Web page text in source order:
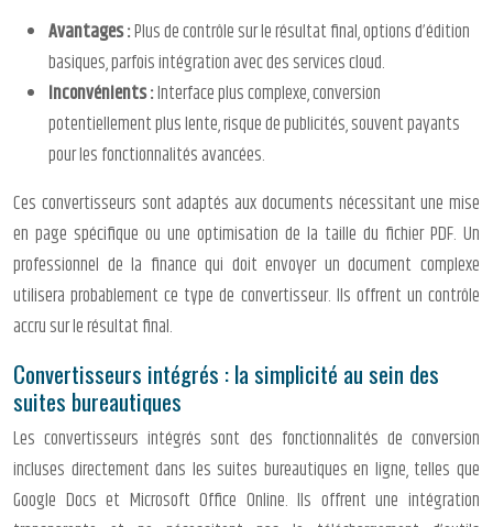
Avantages :Plus de contrôle sur le résultat final, options d’édition
basiques, parfois intégration avec des services cloud.
Inconvénients :Interface plus complexe, conversion
potentiellement plus lente, risque de publicités, souvent payants
pour les fonctionnalités avancées.
Ces convertisseurs sont adaptés aux documents nécessitant une mise
en page spécifique ou une optimisation de la taille du fichier PDF. Un
professionnel de la finance qui doit envoyer un document complexe
utilisera probablement ce type de convertisseur. Ils offrent un contrôle
accru sur le résultat final.
Convertisseurs intégrés : la simplicité au sein des
suites bureautiques
Les convertisseurs intégrés sont des fonctionnalités de conversion
incluses directement dans les suites bureautiques en ligne, telles que
Google Docs et Microsoft Office Online. Ils offrent une intégration